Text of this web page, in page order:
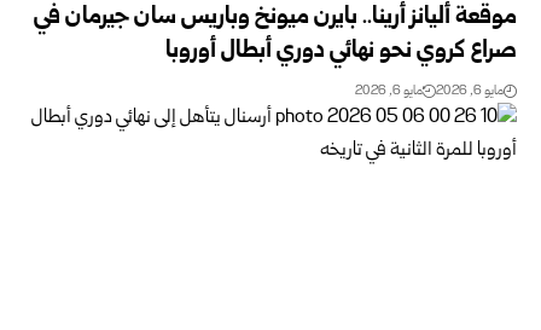
موقعة أليانز أرينا.. بايرن ميونخ وباريس سان جيرمان في
صراع كروي نحو نهائي دوري أبطال أوروبا
مايو 6, 2026 مايو 6, 2026